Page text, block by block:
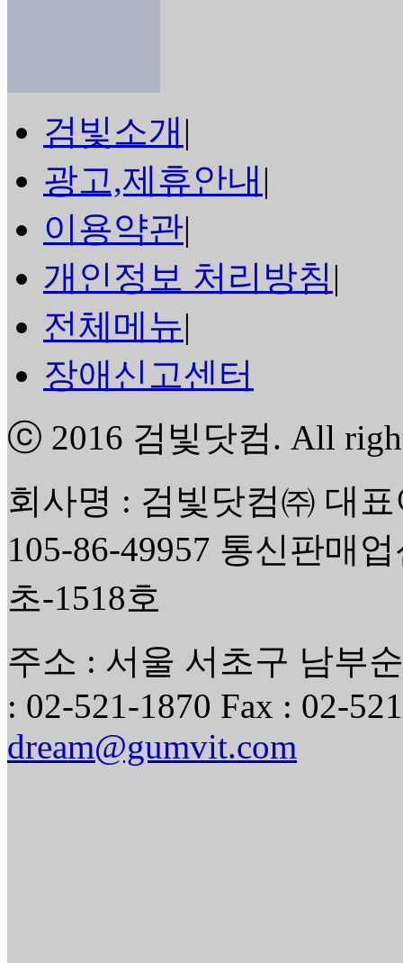
검빛소개|
광고,제휴안내|
이용약관|
개인정보 처리방침 |
전체메뉴|
장애신고센터
ⓒ 2016 검빛닷컴. All
회사명 : 검빛닷컴㈜ 대
105-86-49957 통신판매
초-1518호
주소 : 서울 서초구 남부
: 02-521-1870 Fax : 02-
dream@gumvit.com